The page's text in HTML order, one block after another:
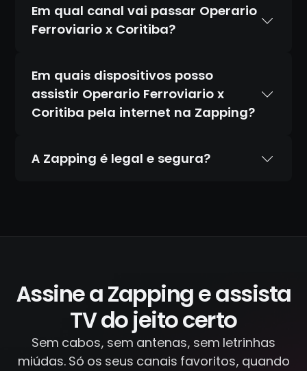
Em qual canal vai passar Operario
Ferroviario x Coritiba?
Em quais dispositivos posso
assistir Operario Ferroviario x
Coritiba pela internet na Zapping?
A Zapping é legal e segura?
os canais que transmitimos, diferente de
canais criptografados e protegidos: não
armazenamos seus dados de pagamento.
Assine a Zapping e assista
TV do jeito certo
Sem cabos, sem antenas, sem letrinhas
miúdas. Só os seus canais favoritos, quando